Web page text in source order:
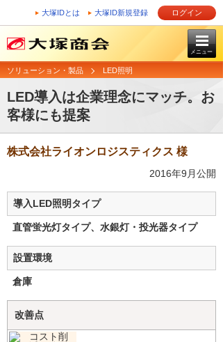
大塚IDとは 大塚ID新規登録 ログイン
メニュー
ソリューション・製品 LED照明
LED導入は企業理念にマッチ。お
客様にも提案
株式会社ライオンロジスティクス 様
2016年9月公開
導入LED照明タイプ
直管蛍光灯タイプ、水銀灯・投光器タイプ
設置環境
倉庫
改善点